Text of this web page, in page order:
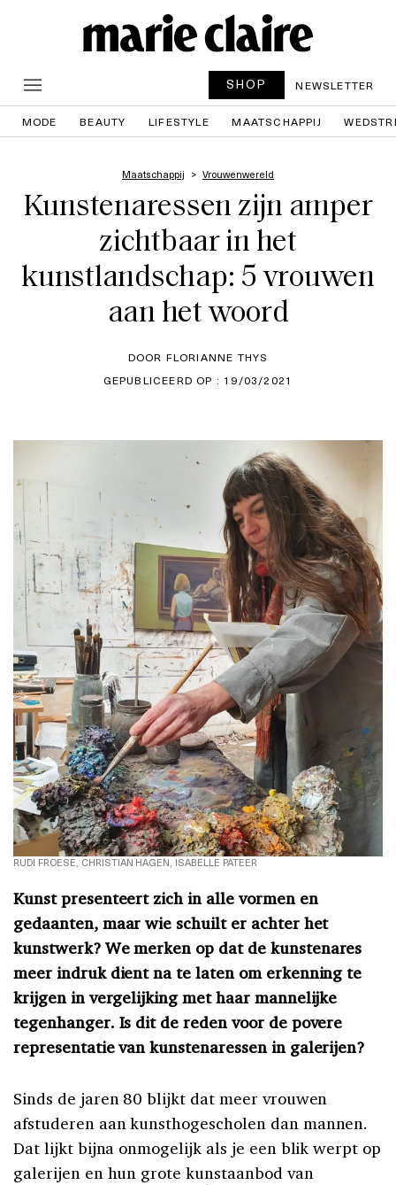
SHOP NEWSLETTER
MODE BEAUTY LIFESTYLE MAATSCHAPPIJ
Maatschappij Vrouwenwereld
Kunstenaressen zijn amper
zichtbaar in het
kunstlandschap: 5 vrouwen
aan het woord
DOOR FLORIANNE THYS
GEPUBLICEERD OP : 19/03/2021
RUDI FROESE, CHRISTIAN HAGEN, ISABELLE PATEER
Kunst presenteert zich in alle vormen en
gedaanten, maar wie schuilt er achter het
kunstwerk? We merken op dat de kunstenares
meer indruk dient na te laten om erkenning te
krijgen in vergelijking met haar mannelijke
tegenhanger. Is dit de reden voor de povere
representatie van kunstenaressen in galerijen?
Sinds de jaren 80 blijkt dat meer vrouwen
afstuderen aan kunsthogescholen dan mannen.
Dat lijkt bijna onmogelijk als je een blik werpt op
galerijen en hun grote kunstaanbod van